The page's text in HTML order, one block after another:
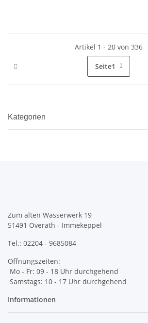
Artikel 1 - 20 von 336
Seite1
Kategorien
Zum alten Wasserwerk 19
51491 Overath - Immekeppel
Tel.: 02204 - 9685084
Öffnungszeiten:
Mo - Fr: 09 - 18 Uhr durchgehend
Samstags: 10 - 17 Uhr durchgehend
Informationen